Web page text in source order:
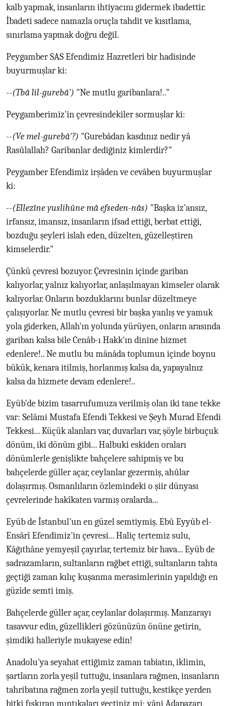
kalb yapmak, insanların ihtiyacını gidermek ibadettir.
İbadeti sadece namazla oruçla tahdit ve kısıtlama,
sınırlama yapmak doğru değil.
Peygamber SAS Efendimiz Hazretleri bir hadisinde
buyurmuşlar ki:
--(Tbâ lil-gurebâ') "Ne mutlu garibanlara!.."
Peygamberimiz'in çevresindekiler sormuşlar ki:
--(Ve mel-gurebâ'?) "Gurebâdan kasdınız nedir yâ
Rasûlallah? Garibanlar dediğiniz kimlerdir?"
Peygamber Efendimiz irşâden ve cevâben buyurmuşlar
ki:
--(Ellezîne yuslihûne mâ efseden-nâs) "Başka iz'ansız,
irfansız, imansız, insanların ifsad ettiği, berbat ettiği,
bozduğu şeyleri islah eden, düzelten, güzelleştiren
kimselerdir."
Çünkü çevresi bozuyor. Çevresinin içinde gariban
kalıyorlar, yalnız kalıyorlar, anlaşılmayan kimseler olarak
kalıyorlar. Onların bozduklarını bunlar düzeltmeye
çalışıyorlar. Ne mutlu çevresi bir başka yanlış ve yamuk
yola giderken, Allah'ın yolunda yürüyen, onların arasında
gariban kalsa bile Cenâb-ı Hakk'ın dinine hizmet
edenlere!.. Ne mutlu bu mânâda toplumun içinde boynu
bükük, kenara itilmiş, horlanmış kalsa da, yapayalnız
kalsa da hizmete devam edenlere!..
Eyüb'de bizim tasarrufumuza verilmiş olan iki tane tekke
var: Selâmi Mustafa Efendi Tekkesi ve Şeyh Murad Efendi
Tekkesi... Küçük alanları var, duvarları var, şöyle birbuçuk
dönüm, iki dönüm gibi... Halbuki eskiden oraları
dönümlerle genişlikte bahçelere sahipmiş ve bu
bahçelerde güller açar, ceylanlar gezermiş, ahûlar
dolaşırmış. Osmanlıların özlemindeki o şiir dünyası
çevrelerinde hakîkaten varmış oralarda...
Eyüb de İstanbul'un en güzel semtiymiş. Ebû Eyyûb el-
Ensârî Efendimiz'in çevresi... Haliç tertemiz sulu,
Kâğıthâne yemyeşil çayırlar, tertemiz bir hava... Eyüb de
sadrazamların, sultanların rağbet ettiği, sultanların tahta
geçtiği zaman kılıç kuşanma merasimlerinin yapıldığı en
güzîde semti imiş.
Bahçelerde güller açar, ceylanlar dolaşırmış. Manzarayı
tasavvur edin, güzellikleri gözünüzün önüne getirin,
şimdiki halleriyle mukayese edin!
Anadolu'ya seyahat ettiğimiz zaman tabiatın, iklimin,
şartların zorla yeşil tuttuğu, insanlara rağmen, insanların
tahribatına rağmen zorla yeşil tuttuğu, kestikçe yerden
bitki fışkıran mıntıkaları geçtiniz mi; yâni Adapazarı,